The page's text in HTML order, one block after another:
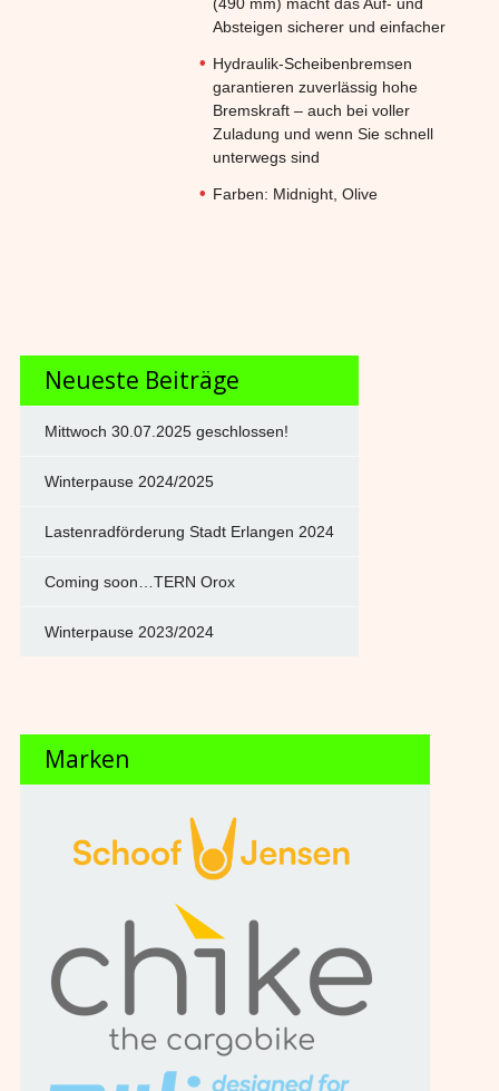
Absteigen sicherer und einfacher
Hydraulik-Scheibenbremsen
garantieren zuverlässig hohe
Bremskraft – auch bei voller
Zuladung und wenn Sie schnell
unterwegs sind
Farben: Midnight, Olive
Neueste Beiträge
Mittwoch 30.07.2025 geschlossen!
Winterpause 2024/2025
Lastenradförderung Stadt Erlangen 2024
Coming soon…TERN Orox
Winterpause 2023/2024
Marken